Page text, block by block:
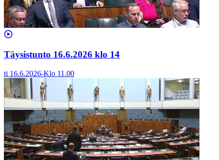
Täysistunto 16.6.2026 klo 14
ti 16.6.2026-Klo 11.00